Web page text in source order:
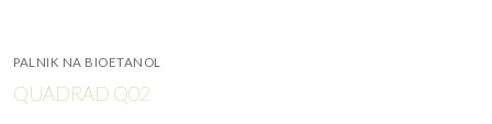
PALNIK NA BIOETANOL
QUADRAD Q02